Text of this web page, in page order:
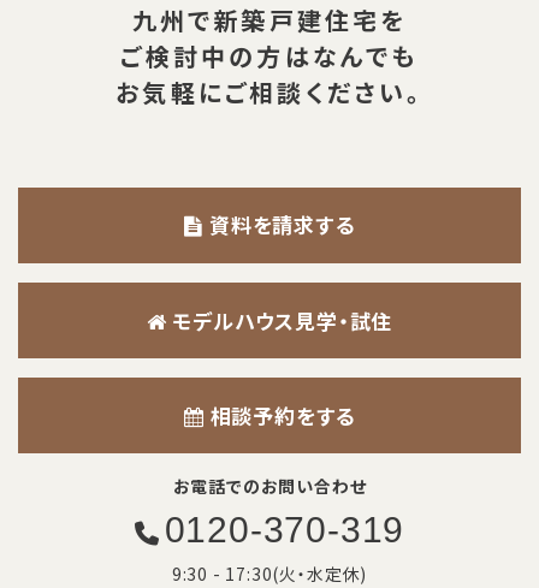
九州で新築戸建住宅を
ご検討中の方はなんでも
お気軽にご相談ください。
資料を請求する
モデルハウス見学・試住
相談予約をする
お電話でのお問い合わせ
0120-370-319
9:30 - 17:30(火・水定休)